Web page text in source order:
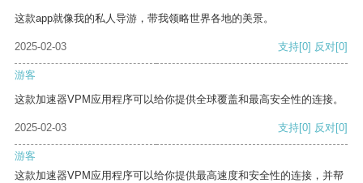
这款app就像我的私人导游，带我领略世界各地的美景。
2025-02-03 支持[0] 反对[0]
游客
这款加速器VPM应用程序可以给你提供全球覆盖和最高安全性的连接。
2025-02-03 支持[0] 反对[0]
游客
这款加速器VPM应用程序可以给你提供最高速度和安全性的连接，并帮